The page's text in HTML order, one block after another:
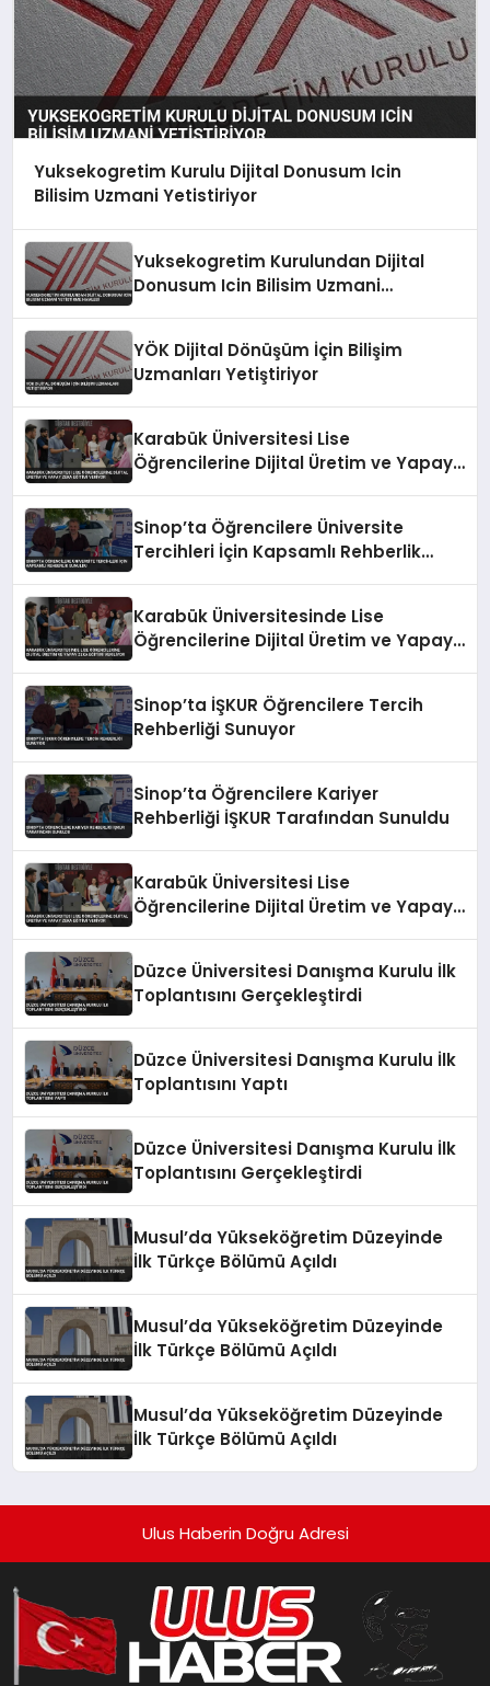
Yuksekogretim Kurulu Dijital Donusum Icin
Bilisim Uzmani Yetistiriyor
Yuksekogretim Kurulundan Dijital
Donusum Icin Bilisim Uzmani
YÖK Dijital Dönüşüm İçin Bilişim
Uzmanları Yetiştiriyor
Karabük Üniversitesi Lise
Öğrencilerine Dijital Üretim ve Yapay
Sinop’ta Öğrencilere Üniversite
Tercihleri İçin Kapsamlı Rehberlik
Karabük Üniversitesinde Lise
Öğrencilerine Dijital Üretim ve Yapay
Sinop’ta İŞKUR Öğrencilere Tercih
Rehberliği Sunuyor
Sinop’ta Öğrencilere Kariyer
Rehberliği İŞKUR Tarafından Sunuldu
Karabük Üniversitesi Lise
Öğrencilerine Dijital Üretim ve Yapay
Düzce Üniversitesi Danışma Kurulu İlk
Toplantısını Gerçekleştirdi
Düzce Üniversitesi Danışma Kurulu İlk
Toplantısını Yaptı
Düzce Üniversitesi Danışma Kurulu İlk
Toplantısını Gerçekleştirdi
Musul’da Yükseköğretim Düzeyinde
İlk Türkçe Bölümü Açıldı
Musul’da Yükseköğretim Düzeyinde
İlk Türkçe Bölümü Açıldı
Musul’da Yükseköğretim Düzeyinde
İlk Türkçe Bölümü Açıldı
Ulus Haberin Doğru Adresi